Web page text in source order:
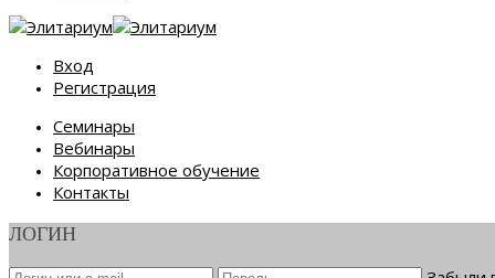
Вход
Регистрация
Семинары
Вебинары
Корпоративное обучение
Контакты
ЛОГИН